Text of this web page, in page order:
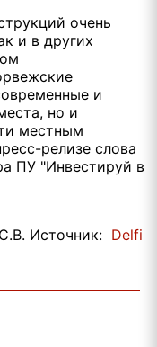
очень
и в других
и
но и
местным
релизе слова
ПУ "Инвестируй в
Источник: Delfi